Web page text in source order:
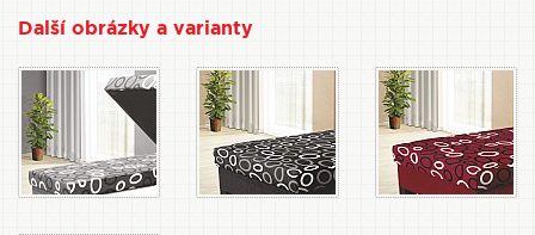
Další obrázky a varianty